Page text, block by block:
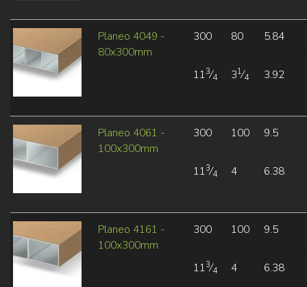
Planeo 4049 -
80x300mm
300
113⁄4
80
31⁄4
5.84
3.92
Planeo 4061 -
100x300mm
300
113⁄4
100
4
9.5
6.38
Planeo 4161 -
100x300mm
300
113⁄4
100
4
9.5
6.38